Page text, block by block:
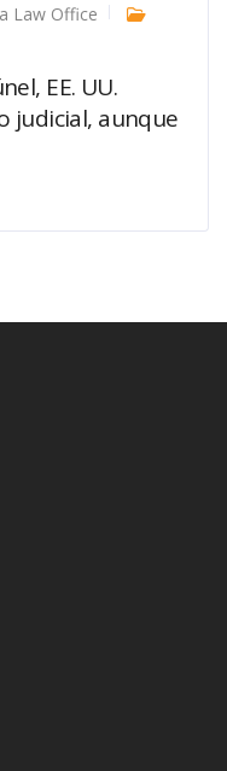
Law Office
EE. UU.
judicial, aunque